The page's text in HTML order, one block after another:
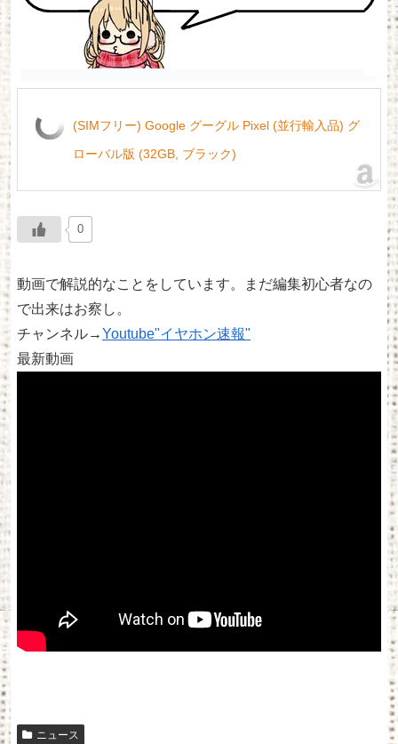
(SIMフリー) Google グーグル Pixel (並行輸入品) グ
ローバル版 (32GB, ブラック)
0
動画で解説的なことをしています。まだ編集初心者なの
で出来はお察し。
チャンネル→Youtube"イヤホン速報"
最新動画
ニュース